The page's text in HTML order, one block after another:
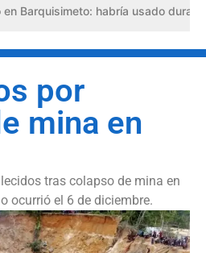
habría usado durante 13
por
mina en
tras colapso de mina en
ocurrió el 6 de diciembre.